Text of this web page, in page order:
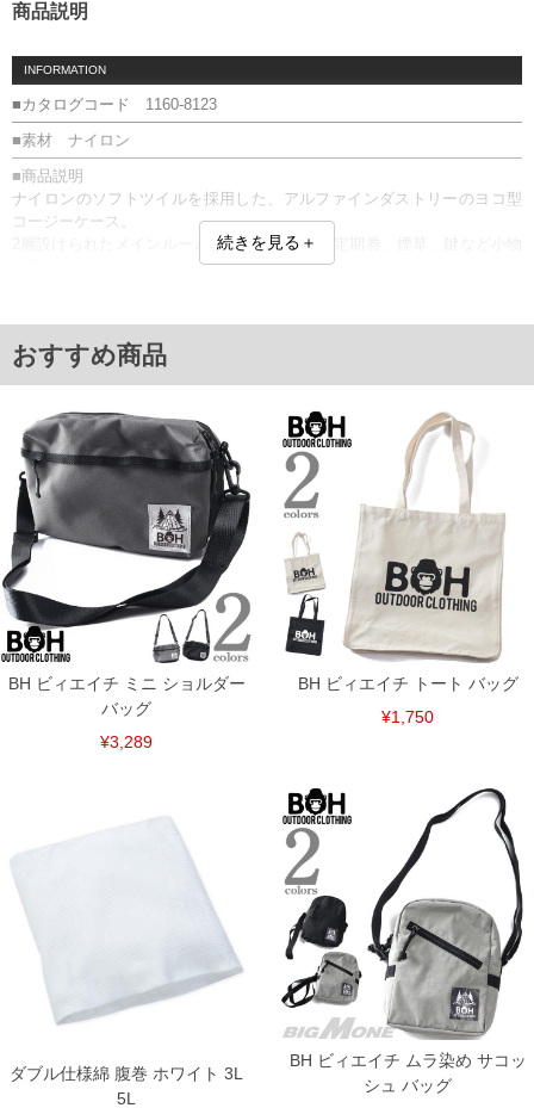
商品説明
INFORMATION
■カタログコード 1160-8123
■素材 ナイロン
■商品説明
ナイロンのソフトツイルを採用した、アルファインダストリーのヨコ型
コージーケース。
2層設けられたメインルームには、デジカメや定期券、煙草、鍵など小物
手持ちの鞄に付けてもOK！
■サイズ表
サイズ/高さ/横幅/マチ
F/9/14/2
単位はcm
※【返品交換について】
返品交換希望の方は、商品到着後1週間以内にご連絡ください。
下着(肌着)やワイシャツは商品の性質上、返品交換不可とさせて頂いております。予め
ご了承くださいませ。
※【ボトムの裾上げをご希望の場合】
裾上げ料金は500円+税となります。
上の品が対象。1本5,999円以下の商品は有料（500円+税）となります。）
出荷まで約1週間～20日間程お時間を頂く場合がございます。
尚、裾上げした商品は返品・交換不可となりますので、予めご了承下さい。
一部、お直しに対応出来ない商品がございます。(例：裾にファスナーや調節ひもが付
※商品によって若干のサイズの誤差がございます。また、お客様がご使用の環境（コ
ンピュータ画面）によって、商品の色味が若干異なる場合がございます。予めご了承
※当店での掲載商品は、実店鋪と在庫を共用しておりますので店頭での売り違い、店
舗からのお取り寄せ等により、お客様にご迷惑をお掛けしてしまう場合がございま
す。そのようなことがない様最大限に努めておりますが、もしあった場合速やかにご
連絡させて頂きますので予めご了承ください。
続きを見る＋
おすすめ商品
BH ビィエイチ ミニ ショルダー
バッグ
¥3,289
BH ビィエイチ トート バッグ
¥1,750
ダブル仕様綿 腹巻 ホワイト 3L
5L
BH ビィエイチ ムラ染め サコッ
シュ バッグ